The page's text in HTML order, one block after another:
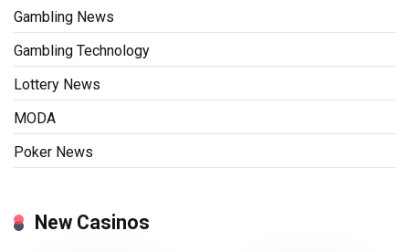
Gambling News
Gambling Technology
Lottery News
MODA
Poker News
New Casinos